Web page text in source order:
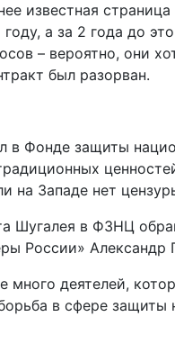
известная
а за 2 года до
– вероятно, они
был разорван.
в Фонде защиты
на Западе нет
Шугалея в ФЗНЦ
России» Александр
много деятелей,
в сфере